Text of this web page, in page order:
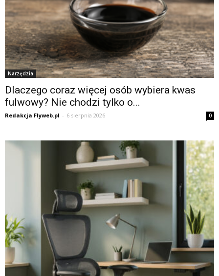
Narzędzia
Dlaczego coraz więcej osób wybiera kwas
fulwowy? Nie chodzi tylko o...
Redakcja Flyweb.pl - 6 sierpnia 2026 0